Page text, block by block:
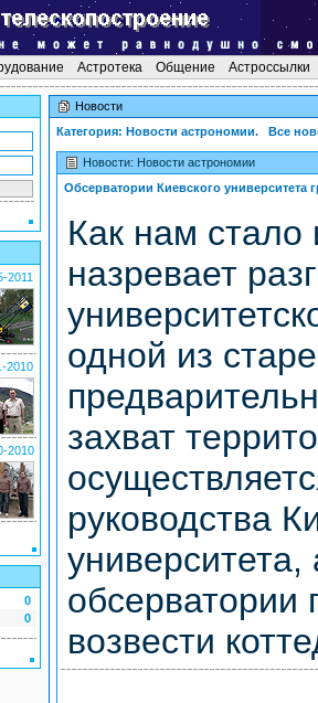
Астротека Общение Астроссылки
2011
2010
2010
0
0
Новости
Категория: Новости астрономии. Все
Новости: Новости астрономии
Обсерватории Киевского университета
Как нам стало
назревает
одной из
захват
руководства
обсерватории
возвести